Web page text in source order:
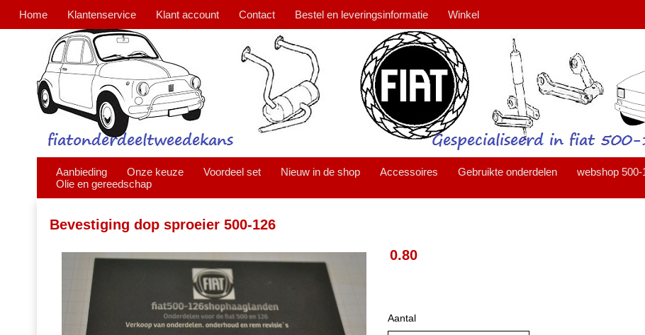
Home Klantenservice Klant account Contact Bestel en leveringsinformatie Winkel
Aanbieding Onze keuze Voordeel set Nieuw in de shop Accessoires Gebruikte onderdelen webshop 500-
Olie en gereedschap
Bevestiging dop sproeier 500-126
0.80
Aantal